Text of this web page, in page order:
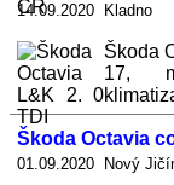
14.09.2020 Kladno
Škoda
17,
Škoda Octavia
01.09.2020 Nový